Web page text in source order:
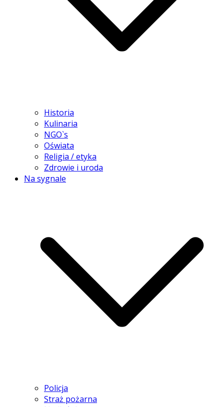
Historia
Kulinaria
NGO`s
Oświata
Religia / etyka
Zdrowie i uroda
Na sygnale
Policja
Straż pożarna